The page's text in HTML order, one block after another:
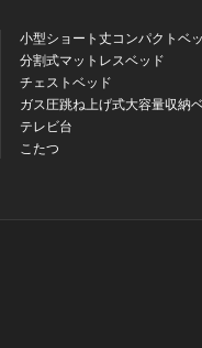
小型ショート丈コンパクトベ
分割式マットレスベッド
チェストベッド
ガス圧跳ね上げ式大容量収納
テレビ台
こたつ